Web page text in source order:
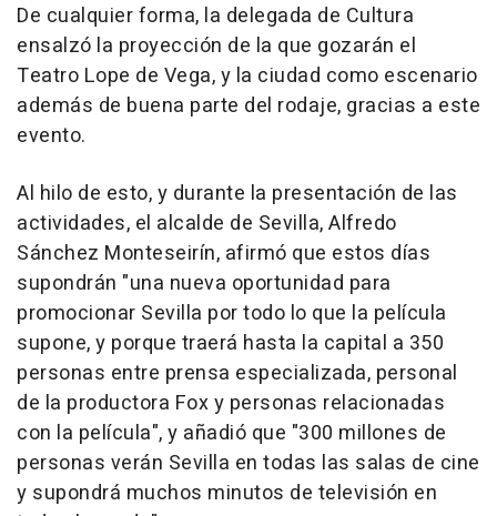
De cualquier forma, la delegada de Cultura
ensalzó la proyección de la que gozarán el
Teatro Lope de Vega, y la ciudad como escenario
además de buena parte del rodaje, gracias a este
evento.
Al hilo de esto, y durante la presentación de las
actividades, el alcalde de Sevilla, Alfredo
Sánchez Monteseirín, afirmó que estos días
supondrán "una nueva oportunidad para
promocionar Sevilla por todo lo que la película
supone, y porque traerá hasta la capital a 350
personas entre prensa especializada, personal
de la productora Fox y personas relacionadas
con la película", y añadió que "300 millones de
personas verán Sevilla en todas las salas de cine
y supondrá muchos minutos de televisión en